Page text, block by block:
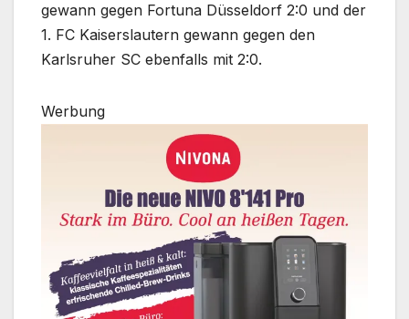
gewann gegen Fortuna Düsseldorf 2:0 und der
1. FC Kaiserslautern gewann gegen den
Karlsruher SC ebenfalls mit 2:0.
Werbung